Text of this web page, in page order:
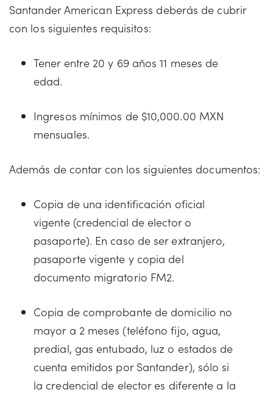
Santander American Express deberás de cubrir
con los siguientes requisitos:
Tener entre 20 y 69 años 11 meses de
edad.
Ingresos mínimos de $10,000.00 MXN
mensuales.
Además de contar con los siguientes documentos:
Copia de una identificación oficial
vigente (credencial de elector o
pasaporte). En caso de ser extranjero,
pasaporte vigente y copia del
documento migratorio FM2.
Copia de comprobante de domicilio no
mayor a 2 meses (teléfono fijo, agua,
predial, gas entubado, luz o estados de
cuenta emitidos por Santander), sólo si
la credencial de elector es diferente a la